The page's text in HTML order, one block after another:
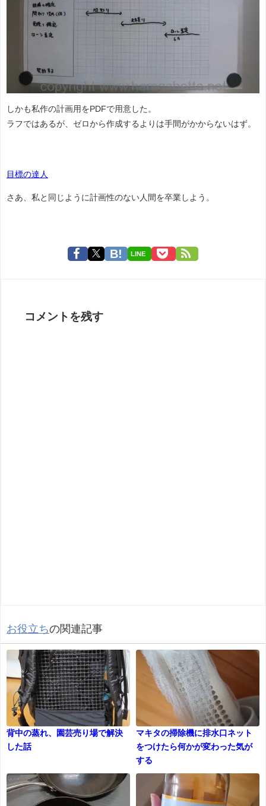
しかも私作の計画用をPDFで用意した。
ラフではあるが、ゼロから作成するよりは手間がかからないはず。
目標の達人
さあ、私と同じように計画性のない人間を卒業しよう。
LINE
コメントを残す
お役立ちの関連記事
背中の蒸れ、園芸売り場で解決
した話
マキタの掃除機に排水口ネット
をつけたら何かが変わった気が
する